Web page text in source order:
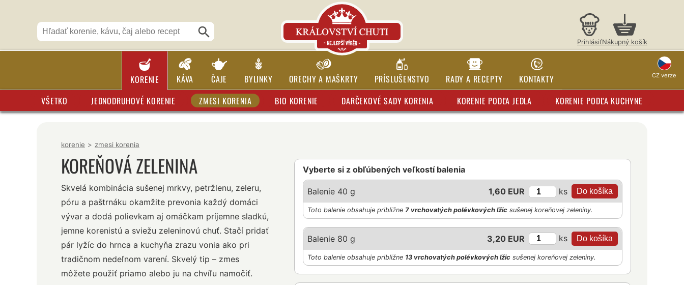
PrihlásiťNákupný košík
KORENIE KÁVA ČAJE BYLINKY ORECHY A MAŠKRTY PRÍSLUŠENSTVO RADY A RECEPTY KONTAKTY CZ verze
VŠETKO JEDNODRUHOVÉ KORENIE ZMESI KORENIA BIO KORENIE DARČEKOVÉ SADY KORENIA KORENIE PODĽA JEDLA KORENIE PODĽA KUCHYNE
korenie > zmesi korenia
KOREŇOVÁ ZELENINA
Skvelá kombinácia sušenej mrkvy, petržlenu, zeleru,
póru a paštrnáku okamžite prevonia každý domáci
vývar a dodá polievkam aj omáčkam príjemne sladkú,
jemne korenistú a sviežu zeleninovú chuť. Stačí pridať
pár lyžíc do hrnca a kuchyňa zrazu vonia ako pri
tradičnom nedeľnom varení. Skvelý tip – zmes
môžete použiť priamo alebo ju na chvíľu namočiť.
Vyberte si z obľúbených veľkostí balenia
Balenie 40 g 1,60 EUR ks
Toto balenie obsahuje približne 7 vrchovatých polévkových lžic sušenej koreňovej zeleniny.
Balenie 80 g 3,20 EUR ks
Toto balenie obsahuje približne 13 vrchovatých polévkových lžic sušenej koreňovej zeleniny.